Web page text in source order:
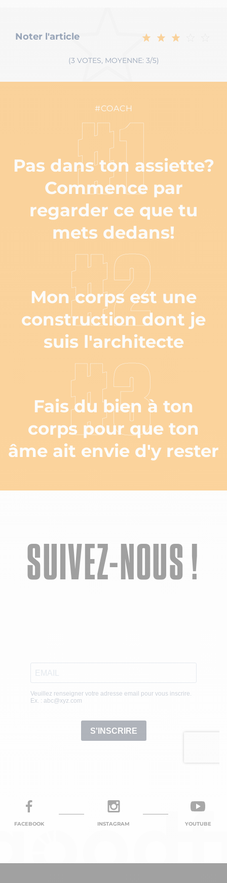
Noter l'article
(3 VOTES, MOYENNE: 3/5)
#COACH
#1
Pas dans ton assiette?
Commence par
regarder ce que tu
mets dedans!
#2
Mon corps est une
construction dont je
suis l'architecte
#3
Fais du bien à ton
corps pour que ton
âme ait envie d'y rester
SUIVEZ-NOUS !
FACEBOOK INSTAGRAM YOUTUBE